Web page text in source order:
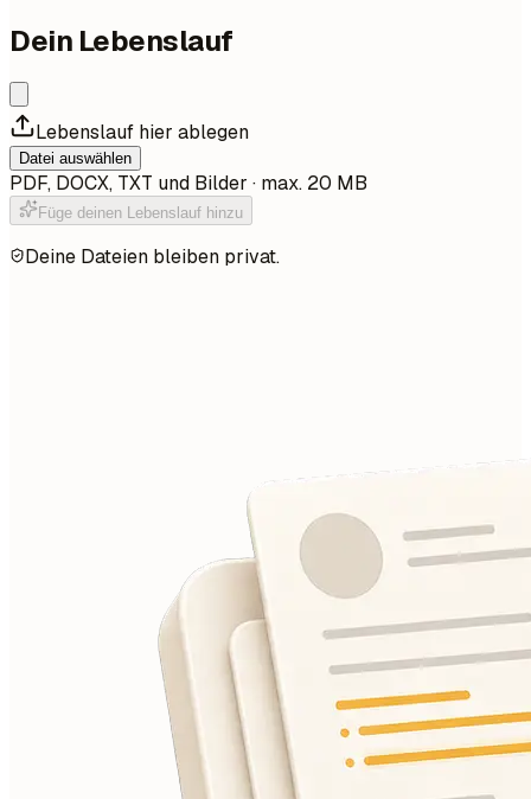
Dein Lebenslauf
Lebenslauf hier ablegen
Datei auswählen
PDF, DOCX, TXT und Bilder · max. 20 MB
Füge deinen Lebenslauf hinzu
Deine Dateien bleiben privat.